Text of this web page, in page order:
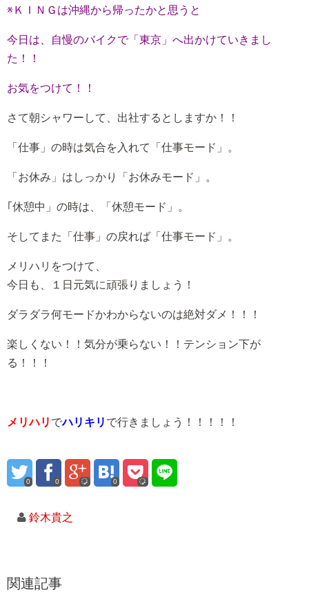
※ＫＩＮＧは沖縄から帰ったかと思うと
今日は、自慢のバイクで「東京」へ出かけていきまし
た！！
お気をつけて！！
さて朝シャワーして、出社するとしますか！！
「仕事」の時は気合を入れて「仕事モード」。
「お休み」はしっかり「お休みモード」。
｢休憩中」の時は、「休憩モード」。
そしてまた「仕事」の戻れば「仕事モード」。
メリハリをつけて、
今日も、１日元気に頑張りましょう！
ダラダラ何モードかわからないのは絶対ダメ！！！
楽しくない！！気分が乗らない！！テンション下が
る！！！
メリハリ でハリキリ で行きましょう！！！！！
0 0 0
鈴木貴之
関連記事